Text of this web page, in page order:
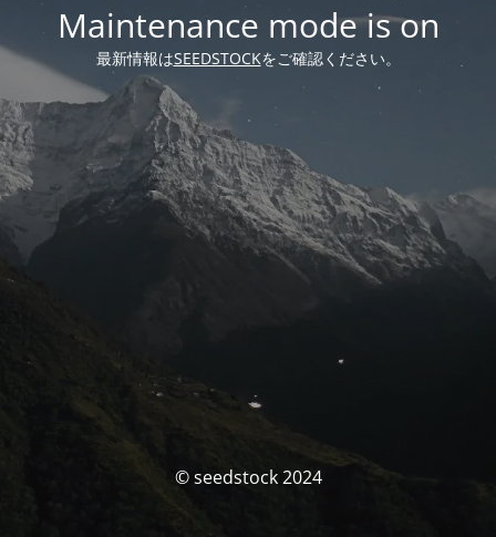
Maintenance mode is on
最新情報はSEEDSTOCKをご確認ください。
© seedstock 2024